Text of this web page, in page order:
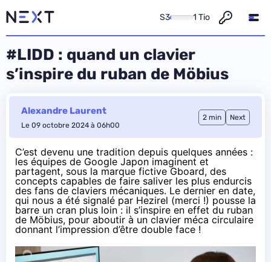
S3 1 Tio
#LIDD : quand un clavier
s’inspire du ruban de Möbius
Alexandre Laurent
Le 09 octobre 2024 à 06h00
2 min Next
C’est devenu une tradition depuis quelques années :
les équipes de Google Japon imaginent et
partagent, sous la marque fictive Gboard, des
concepts capables de faire saliver les plus endurcis
des fans de claviers mécaniques. Le dernier en date,
qui nous a été signalé par Hezirel (merci !) pousse la
barre un cran plus loin : il s’inspire en effet du ruban
de Möbius, pour aboutir à un clavier méca circulaire
donnant l’impression d’être double face !